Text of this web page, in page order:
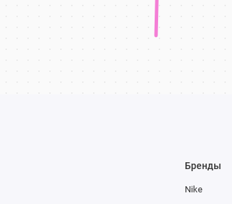
Бренды
Nike